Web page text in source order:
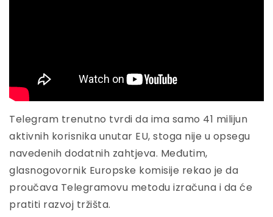
Telegram trenutno tvrdi da ima samo 41 milijun
aktivnih korisnika unutar EU, stoga nije u opsegu
navedenih dodatnih zahtjeva. Međutim,
glasnogovornik Europske komisije rekao je da
proučava Telegramovu metodu izračuna i da će
pratiti razvoj tržišta.